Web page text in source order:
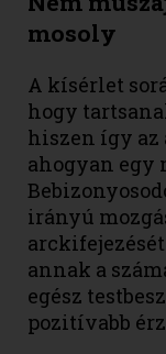
mosoly
A kísérlet
hogy
hiszen így
ahogyan egy
irányú
annak a
egész
pozitívabb